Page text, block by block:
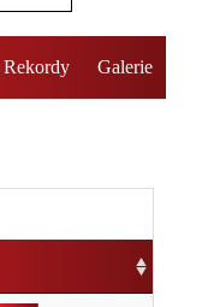
Rekordy Galerie